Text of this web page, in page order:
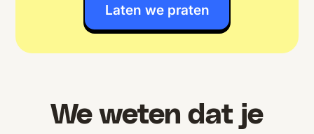
Laten we praten
We weten dat je